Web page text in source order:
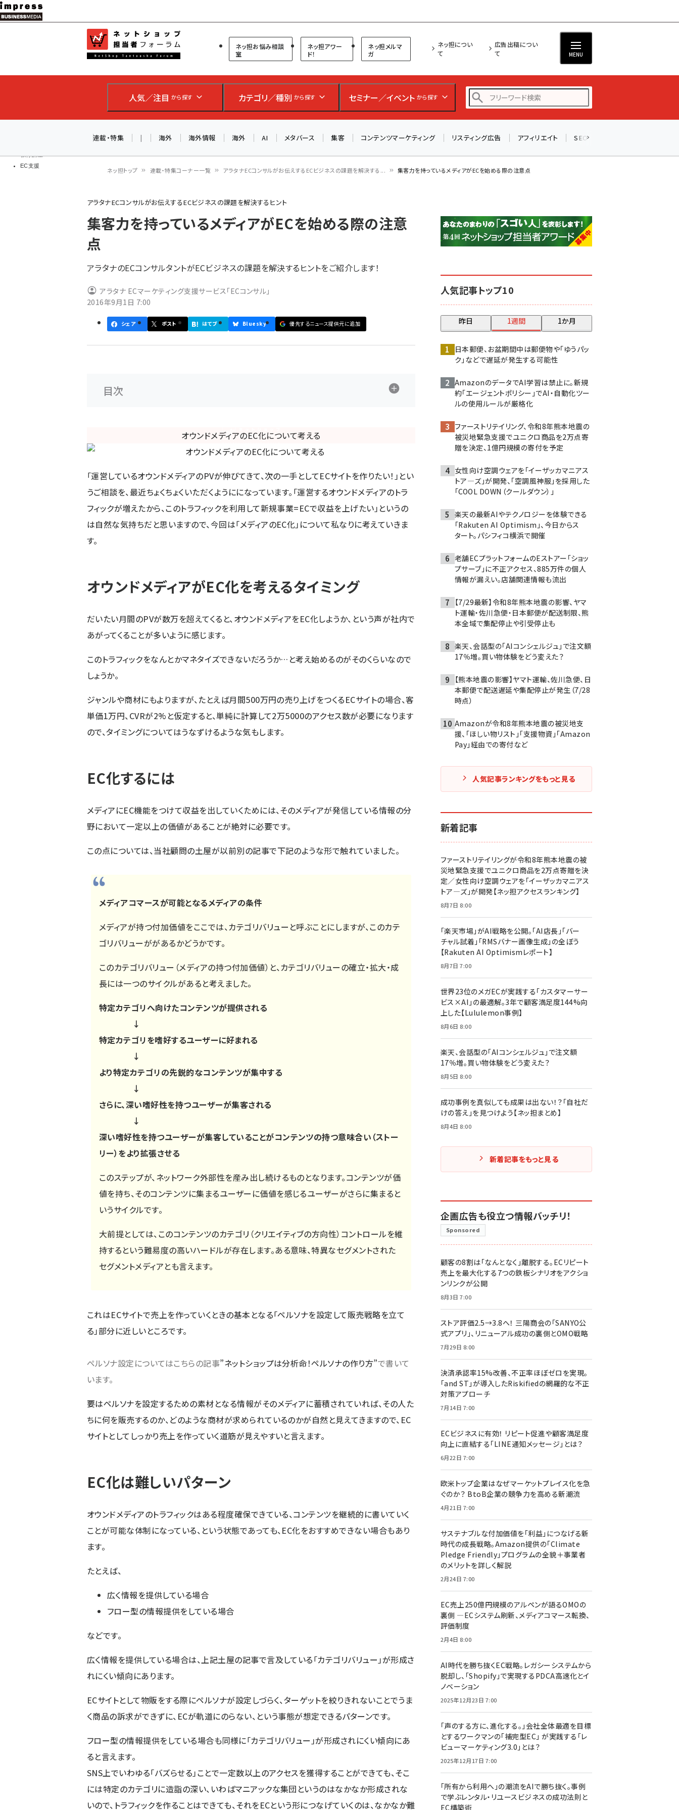
メ
イ
ン
ツ
移
教育講座
EC支援
ネットショップ担当者フォーラム
ネッ担お悩み相談
室
ネッ担アワー
ド！
ネッ担メルマ
ガ
ネッ担につい
て
広告出稿につい
て
MENU
人気／注目 から探す カテゴリ／種別 から探す セミナー／イベント から探す
yahoo (1908)
アスクル (1122)
base (1083)
連載・特集 | 海外 海外情報 海外 AI メタバース 集客 コンテンツマーケティング リスティング広告 アフィリエイト SEO
ン
く
ず
ネッ担トップ 連載・特集コーナー一覧 アラタナECコンサルがお伝えするECビジネスの課題を解決する... 集客力を持っているメディアがECを始める際の注意点
アラタナECコンサルがお伝えするECビジネスの課題を解決するヒント
集客力を持っているメディアがECを始める際の注意
点
アラタナのECコンサルタントがECビジネスの課題を解決するヒントをご紹介します！
アラタナ ECマーケティング支援サービス「ECコンサル」
2016年9月1日 7:00
シェア ポスト はてブ Bluesky 優先するニュース提供元に追加
目次
「運営しているオウンドメディアのPVが伸びてきて、次の一手としてECサイトを作りたい！」とい
うご相談を、最近ちょくちょくいただくようにになっています。「運営するオウンドメディアのトラ
フィックが増えたから、このトラフィックを利用して新規事業=ECで収益を上げたい」というの
は自然な気持ちだと思いますので、今回は「メディアのEC化」について私なりに考えていきま
す。
オウンドメディアがEC化を考えるタイミング
だいたい月間のPVが数万を超えてくると、オウンドメディアをEC化しようか、という声が社内で
あがってくることが多いように感じます。
このトラフィックをなんとかマネタイズできないだろうか…と考え始めるのがそのくらいなので
しょうか。
ジャンルや商材にもよりますが、たとえば月間500万円の売り上げをつくるECサイトの場合、客
単価1万円、CVRが2%と仮定すると、単純に計算して2万5000のアクセス数が必要になります
ので、タイミングについてはうなずけるような気もします。
EC化するには
メディアにEC機能をつけて収益を出していくためには、そのメディアが発信している情報の分
野において一定以上の価値があることが絶対に必要です。
この点については、当社顧問の土屋が以前別の記事で下記のような形で触れていました。
メディアコマースが可能となるメディアの条件
メディアが持つ付加価値をここでは、カテゴリバリューと呼ぶことにしますが、このカテ
ゴリバリューががあるかどうかです。
このカテゴリバリュー（メディアの持つ付加価値）と、カテゴリバリューの確立・拡大・成
長には一つのサイクルがあると考えました。
特定カテゴリへ向けたコンテンツが提供される
↓
特定カテゴリを嗜好するユーザーに好まれる
↓
より特定カテゴリの先鋭的なコンテンツが集中する
↓
さらに、深い嗜好性を持つユーザーが集客される
↓
深い嗜好性を持つユーザーが集客していることがコンテンツの持つ意味合い（ストー
リー）をより拡張させる
このステップが、ネットワーク外部性を産み出し続けるものとなります。コンテンツが価
値を持ち、そのコンテンツに集まるユーザーに価値を感じるユーザーがさらに集まると
いうサイクルです。
大前提としては、このコンテンツのカテゴリ（クリエイティブの方向性）コントロールを維
持するという難易度の高いハードルが存在します。ある意味、特異なセグメントされた
セグメントメディアとも言えます。
これはECサイトで売上を作っていくときの基本となる「ペルソナを設定して販売戦略を立て
る」部分に近しいところです。
ペルソナ設定についてはこちらの記事”ネットショップは分析命！ペルソナの作り方”で書いて
います。
要はペルソナを設定するための素材となる情報がそのメディアに蓄積されていれば、その人た
ちに何を販売するのか、どのような商材が求められているのかが自然と見えてきますので、EC
サイトとしてしっかり売上を作っていく道筋が見えやすいと言えます。
EC化は難しいパターン
オウンドメディアのトラフィックはある程度確保できている、コンテンツを継続的に書いていく
ことが可能な体制になっている、という状態であっても、EC化をおすすめできない場合もあり
ます。
たとえば、
広く情報を提供している場合
フロー型の情報提供をしている場合
などです。
広く情報を提供している場合は、上記土屋の記事で言及している「カテゴリバリュー」が形成さ
れにくい傾向にあります。
ECサイトとして物販をする際にペルソナが設定しづらく、ターゲットを絞りきれないことでうま
く商品の訴求ができずに、ECが軌道にのらない、という事態が想定できるパターンです。
フロー型の情報提供をしている場合も同様に「カテゴリバリュー」が形成されにくい傾向にあ
ると言えます。
SNS上でいわゆる「バズらせる」ことで一定数以上のアクセスを獲得することができても、そこ
には特定のカテゴリに造詣の深い、いわばマニアックな集団というのはなかなか形成されな
いので、トラフィックを作ることはできても、それをECという形につなげていくのは、なかなか難
人気記事トップ10
昨日 1週間 1か月
日本郵便、お盆期間中は郵便物や「ゆうパッ
ク」などで遅延が発生する可能性
AmazonのデータでAI学習は禁止に。新規
約「エージェントポリシー」でAI・自動化ツー
ルの使用ルールが厳格化
ファーストリテイリング、令和8年熊本地震の
被災地緊急支援でユニクロ商品を2万点寄
贈を決定、1億円規模の寄付を予定
女性向け空調ウェアを「イーザッカマニアス
トア―ズ」が開発、「空調風神服」を採用した
「COOL DOWN（クールダウン）」
楽天の最新AIやテクノロジーを体験できる
「Rakuten AI Optimism」、今日からス
タート。パシフィコ横浜で開催
老舗ECプラットフォームのEストアー「ショッ
プサーブ」に不正アクセス、885万件の個人
情報が漏えい。店舗関連情報も流出
【7/29最新】令和8年熊本地震の影響、ヤマ
ト運輸・佐川急便・日本郵便が配送制限、熊
本全域で集配停止や引受停止も
楽天、会話型の「AIコンシェルジュ」で注文額
17％増。買い物体験をどう変えた？
【熊本地震の影響】ヤマト運輸、佐川急便、日
本郵便で配送遅延や集配停止が発生（7/28
時点）
Amazonが令和8年熊本地震の被災地支
援、「ほしい物リスト」「支援物資」「Amazon
Pay」経由での寄付など
人気記事ランキングをもっと見る
新着記事
ファーストリテイリングが令和8年熊本地震の被
災地緊急支援でユニクロ商品を2万点寄贈を決
定／女性向け空調ウェアを「イーザッカマニアス
トア―ズ」が開発【ネッ担アクセスランキング】
8月7日 8:00
「楽天市場」がAI戦略を公開。「AI店長」「バー
チャル試着」「RMSバナー画像生成」の全ぼう
【Rakuten AI Optimismレポート】
8月7日 7:00
世界23位のメガECが実践する「カスタマーサー
ビス×AI」の最適解。3年で顧客満足度144%向
上した【Lululemon事例】
8月6日 8:00
楽天、会話型の「AIコンシェルジュ」で注文額
17％増。買い物体験をどう変えた？
8月5日 8:00
成功事例を真似しても成果は出ない！？「自社だ
けの答え」を見つけよう【ネッ担まとめ】
8月4日 8:00
新着記事をもっと見る
企画広告も役立つ情報バッチリ！
Sponsored
顧客の8割は「なんとなく」離脱する。ECリピート
売上を最大化する7つの鉄板シナリオをアクショ
ンリンクが公開
8月3日 7:00
ストア評価2.5→3.8へ！ 三陽商会の「SANYO公
式アプリ」、リニューアル成功の裏側とOMO戦略
7月29日 8:00
決済承認率15%改善、不正率ほぼゼロを実現。
「and ST」が導入したRiskifiedの網羅的な不正
対策アプローチ
7月14日 7:00
ECビジネスに有効！ リピート促進や顧客満足度
向上に直結する「LINE通知メッセージ」とは？
6月22日 7:00
欧米トップ企業はなぜマーケットプレイス化を急
ぐのか？ BtoB企業の競争力を高める新潮流
4月21日 7:00
サステナブルな付加価値を「利益」につなげる新
時代の成長戦略。Amazon提供の「Climate
Pledge Friendly」プログラムの全貌＋事業者
のメリットを詳しく解説
2月24日 7:00
EC売上250億円規模のアルペンが語るOMOの
裏側 ―ECシステム刷新、メディアコマース転換、
評価制度
2月4日 8:00
AI時代を勝ち抜くEC戦略。レガシーシステムから
脱却し、「Shopify」で実現するPDCA高速化とイ
ノベーション
2025年12月23日 7:00
「声のする方に、進化する。」会社全体最適を目標
とするワークマンの「補完型EC」 が実践する「レ
ビューマーケティング3.0」とは？
2025年12月17日 7:00
「所有から利用へ」の潮流をAIで勝ち抜く。事例
で学ぶレンタル・リユースビジネスの成功法則と
EC構築術
AIが買い物を代行する時代に打つべき「次の一手」とは？
アルペン、オイシックス、元UA責任者が登壇のリアルECセ
ミナー（8/26＠東京）【交流会も実施】
参加登録はこちら↑